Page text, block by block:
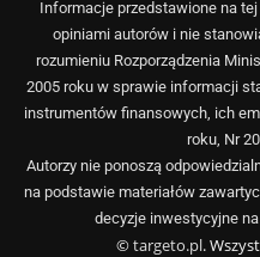
Informacje przedstawione na
opiniami autorów i nie
rozumieniu Rozporządzenia
2005 roku w sprawie informacji
instrumentów finansowych, ich
roku, Nr
Autorzy nie ponoszą
na podstawie materiałów
decyzje inwestycyjne
©targeto.pl.